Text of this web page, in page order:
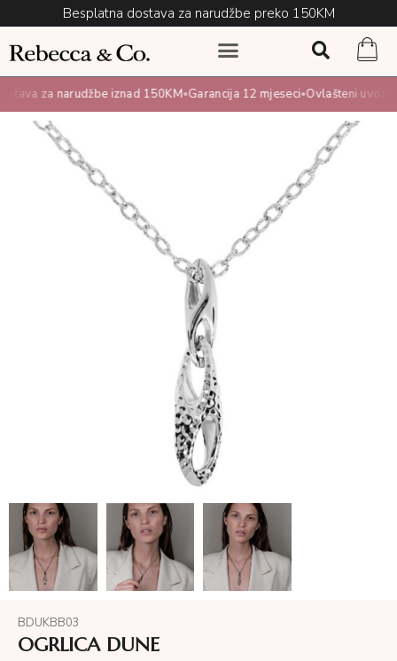
Besplatna dostava za narudžbe preko 150KM
za narudžbe iznad 150KM•Garancija 12 mjeseci•Ovlašteni uvoznik
BDUKBB03
OGRLICA DUNE